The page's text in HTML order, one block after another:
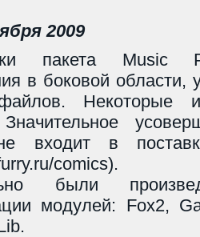
2009
пакета Music
в боковой области,
Некоторые
входит в
comics).
были
модулей: Fox2,